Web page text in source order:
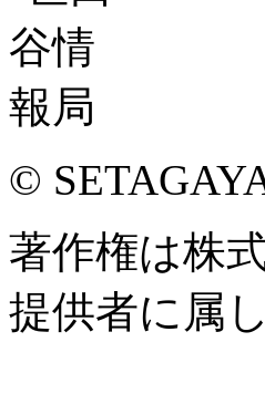
©
著作権は株
提供者に属